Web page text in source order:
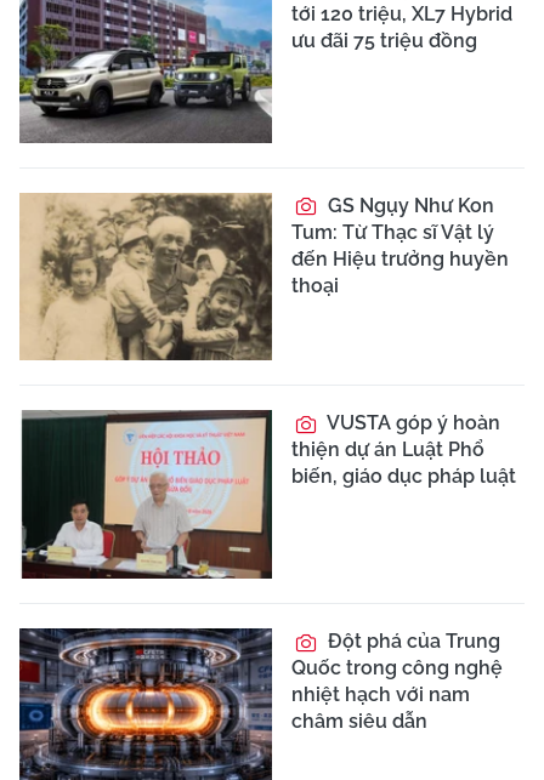
tới 120 triệu, XL7 Hybrid
ưu đãi 75 triệu đồng
GS Ngụy Như Kon
Tum: Từ Thạc sĩ Vật lý
đến Hiệu trưởng huyền
thoại
VUSTA góp ý hoàn
thiện dự án Luật Phổ
biến, giáo dục pháp luật
Đột phá của Trung
Quốc trong công nghệ
nhiệt hạch với nam
châm siêu dẫn